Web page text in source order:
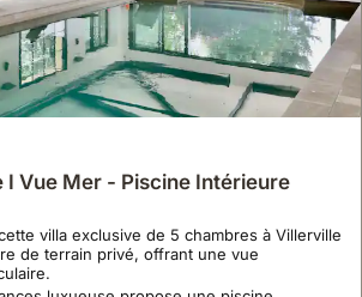
I Vue Mer - Piscine Intérieure
villa exclusive de 5 chambres à Villerville
de terrain privé, offrant une vue